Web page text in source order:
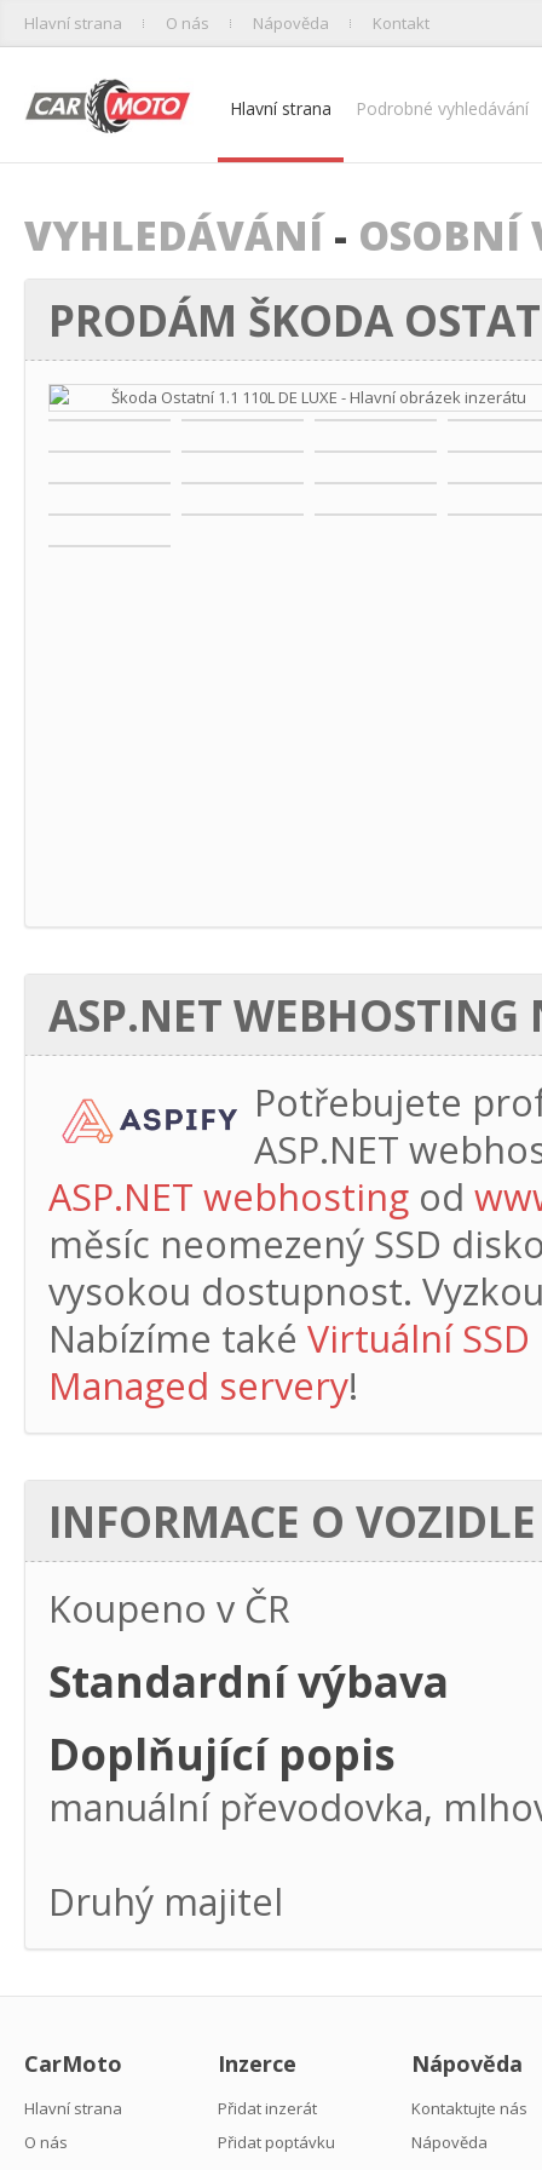
Hlavní strana O nás Nápověda Kontakt
Hlavní strana Podrobné vyhledávání
VYHLEDÁVÁNÍ - OSOBNÍ
PRODÁM ŠKODA
ASP.NET WEBHOSTING
Potřebujete
ASP.NET
ASP.NET webhosting od
měsíc neomezený SSD
vysokou dostupnost.
Nabízíme také Virtuální
Managed servery!
INFORMACE O VOZIDLE
Koupeno v ČR
Standardní výbava
Doplňující popis
manuální převodovka,
Druhý majitel
CarMoto
Hlavní strana
O nás
Inzerce
Přidat inzerát
Přidat poptávku
Nápověda
Kontaktujte nás
Nápověda